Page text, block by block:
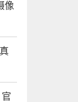
像